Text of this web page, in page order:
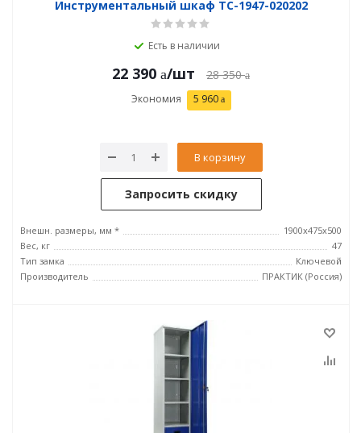
Инструментальный шкаф TC-1947-020202
Есть в наличии
22 390 /шт 28 350
Экономия 5 960
В корзину
Запросить скидку
Внешн. размеры, мм *
1900x475x500
Вес, кг
47
Тип замка
Ключевой
Производитель
ПРАКТИК (Россия)